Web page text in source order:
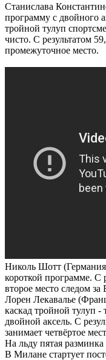
Станислава
программу с двойного
тройной тулуп
чисто. С результатом
промежуточное место.
Николь Шотт
короткой программе. С
второе место следом
Лорен Лекавалье
каскад тройной тулуп
двойной аксель. С
занимает четвёртое
На льду пятая разминка
В Милане стартует